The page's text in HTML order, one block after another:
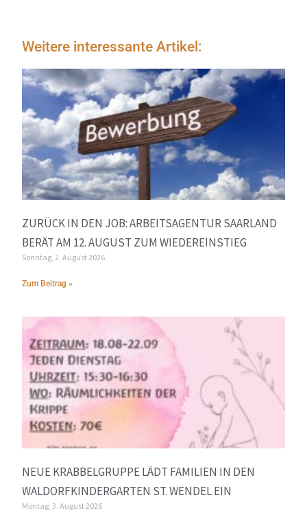
Weitere interessante Artikel:
ZURÜCK IN DEN JOB: ARBEITSAGENTUR SAARLAND
BERÄT AM 12. AUGUST ZUM WIEDEREINSTIEG
Sonntag, 2. August 2026
Zum Beitrag »
NEUE KRABBELGRUPPE LÄDT FAMILIEN IN DEN
WALDORFKINDERGARTEN ST. WENDEL EIN
Montag, 3. August 2026